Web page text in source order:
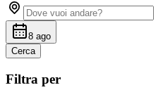
8 ago
Cerca
Filtra per